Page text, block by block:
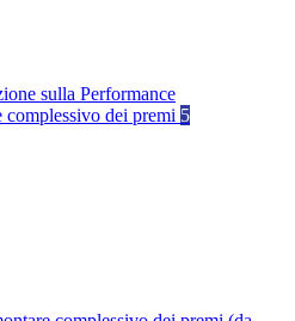
sulla Performance
complessivo dei premi 5